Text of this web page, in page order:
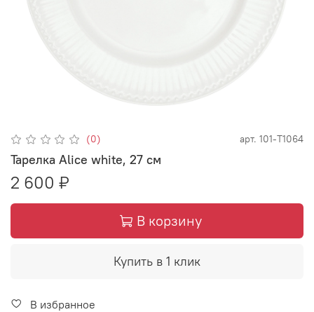
(0) арт. 101-Т1064
Тарелка Alice white, 27 см
2 600 ₽
В корзину
Купить в 1 клик
В избранное